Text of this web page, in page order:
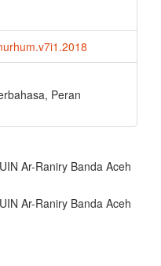
Peran
Ar-Raniry Banda Aceh
Ar-Raniry Banda Aceh